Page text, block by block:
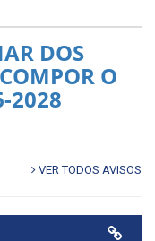
DOS
O
2028
VER TODOS AVISOS